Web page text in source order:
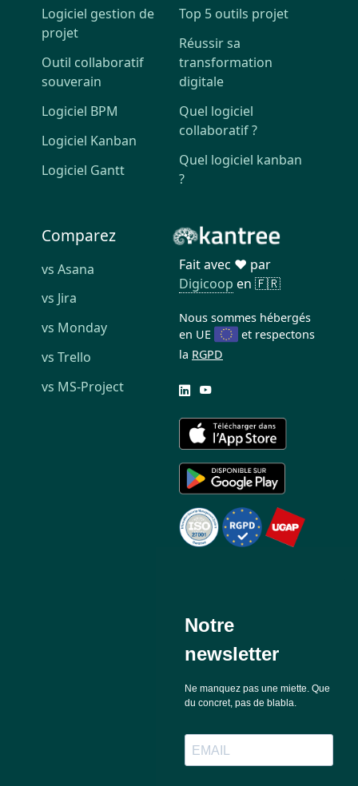
Logiciel gestion de
projet
Outil collaboratif
souverain
Logiciel BPM
Logiciel Kanban
Logiciel Gantt
Top 5 outils projet
Réussir sa
transformation
digitale
Quel logiciel
collaboratif ?
Quel logiciel kanban
?
Comparez
vs Asana
vs Jira
vs Monday
vs Trello
vs MS-Project
Fait avec ❤️ par
Digicoop en 🇫🇷
Nous sommes hébergés
en UE
et respectons
la RGPD